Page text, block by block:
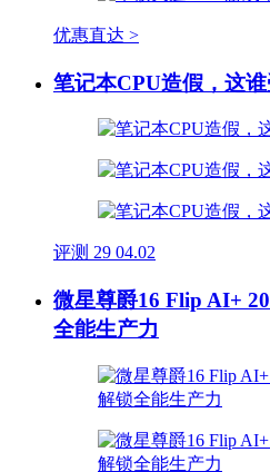
优惠直达 >
笔记本CPU造假，这谁
评测 29 04.02
微星尊爵16 Flip AI+
全能生产力